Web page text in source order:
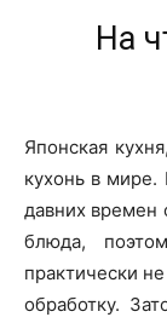
На
Японская
кухонь в
давних времен
блюда,
практически
обработку.